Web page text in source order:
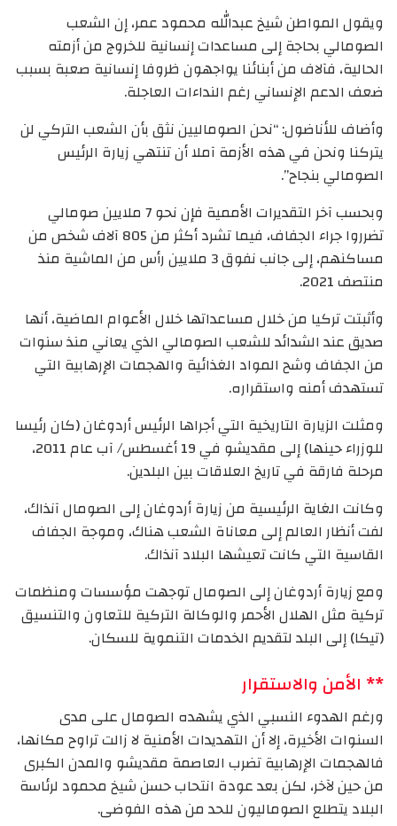
ويقول المواطن شيخ عبدالله محمود عمر، إن الشعب
الصومالي بحاجة إلى مساعدات إنسانية للخروج من أزمته
الحالية، فآلاف من أبنائنا يواجهون ظروفا إنسانية صعبة بسبب
ضعف الدعم الإنساني رغم النداءات العاجلة.
وأضاف للأناضول: “نحن الصوماليين نثق بأن الشعب التركي لن
يتركنا ونحن في هذه الأزمة آملا أن تنتهي زيارة الرئيس
الصومالي بنجاح”.
وبحسب آخر التقديرات الأممية فإن نحو 7 ملايين صومالي
تضرروا جراء الجفاف، فيما تشرد أكثر من 805 آلاف شخص من
مساكنهم، إلى جانب نفوق 3 ملايين رأس من الماشية منذ
منتصف 2021.
وأثبتت تركيا من خلال مساعداتها خلال الأعوام الماضية، أنها
صديق عند الشدائد للشعب الصومالي الذي يعاني منذ سنوات
من الجفاف وشح المواد الغذائية والهجمات الإرهابية التي
تستهدف أمنه واستقراره.
ومثلت الزيارة التاريخية التي أجراها الرئيس أردوغان (كان رئيسا
للوزراء حينها) إلى مقديشو في 19 أغسطس/ آب عام 2011،
مرحلة فارقة في تاريخ العلاقات بين البلدين.
وكانت الغاية الرئيسية من زيارة أردوغان إلى الصومال آنذاك،
لفت أنظار العالم إلى معاناة الشعب هناك، وموجة الجفاف
القاسية التي كانت تعيشها البلاد آنذاك.
ومع زيارة أردوغان إلى الصومال توجهت مؤسسات ومنظمات
تركية مثل الهلال الأحمر والوكالة التركية للتعاون والتنسيق
(تيكا) إلى البلد لتقديم الخدمات التنموية للسكان.
** الأمن والاستقرار
ورغم الهدوء النسبي الذي يشهده الصومال على مدى
السنوات الأخيرة، إلا أن التهديدات الأمنية لا زالت تراوح مكانها،
فالهجمات الإرهابية تضرب العاصمة مقديشو والمدن الكبرى
من حين لآخر، لكن بعد عودة انتحاب حسن شيخ محمود لرئاسة
البلاد يتطلع الصوماليون للحد من هذه الفوضى.